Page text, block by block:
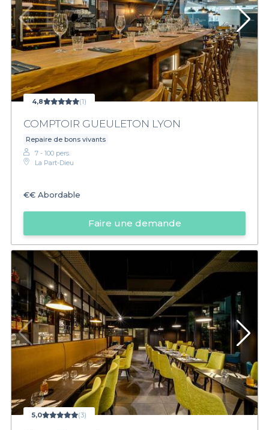
4,8 (1)
COMPTOIR GUEULETON LYON
Repaire de bons vivants
7 - 100 pers.
La Part-Dieu
€€ Abordable
Faire une demande
5,0 (3)